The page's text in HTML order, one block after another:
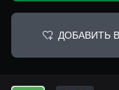
ДОБАВИТЬ